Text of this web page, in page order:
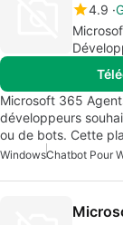
4.9
Microsoft 365
développeurs
ou de bots. Cette
WindowsChatbot Pour